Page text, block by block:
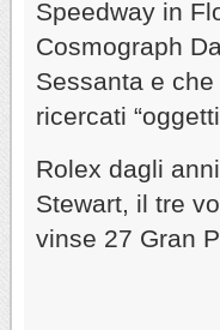
Speedway in
Cosmograph
Sessanta e
ricercati
Rolex dagli
Stewart, il tre
vinse 27 Gran